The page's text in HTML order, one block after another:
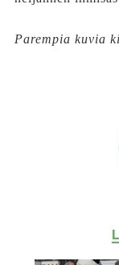
Parempia kuvia